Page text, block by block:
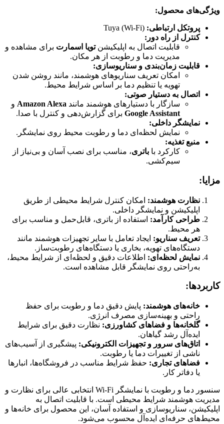
ویژگی‌های محصول:
پروتکل ارتباطی:
کنترل از راه دور:
قابلیت اتصال به اپلیکیشنتویا اسمارت برای مشاهده و
مدیریت دما و رطوبت از هر مکان.
قابلیت زمان‌بندی و سناریوسازی:
امکان تعریف سناریوهای هوشمند، مانند روشن شدن
تهویه یا تنظیم دما بر اساس شرایط محیط.
اتصال به دستیار صوتی:
سازگار با دستیارهای هوشمند مانند Amazon Alexa و
Google Assistant برای گزارش‌دهی و کنترل با صدا.
نمایشگر داخلی:
نمایش لحظه‌ای دما و رطوبت محیط روی نمایشگر.
منبع تغذیه:
کارکرد با باتری، مناسب برای نصب آسان و بی‌نیاز از
سیم‌کشی.
مزایا:
نظارت هوشمند: امکان کنترل شرایط محیطی از طریق
اپلیکیشن و نمایشگر داخلی.
طراحی کارآمد: استفاده از باتری، قابل‌حمل و مناسب برای
هر محیط.
تعریف سناریو: ایجاد تعامل با سایر تجهیزات هوشمند مانند
دستگاه‌های تهویه، بخاری یا دستگاه‌های رطوبت‌ساز.
نمایش لحظه‌ای: اطلاعات دقیق و لحظه‌ای از شرایط محیط،
به‌راحتی روی نمایشگر قابل مشاهده است.
کاربردها:
خانه‌های هوشمند: پایش دقیق دما و رطوبت برای حفظ
راحتی و بهینه‌سازی مصرف انرژی.
گلخانه‌ها و فضاهای کشاورزی: نظارت دقیق برای شرایط
ایده‌آل رشد گیاهان.
اتاق‌های سرور و تجهیزات الکترونیکی: پیشگیری از آسیب‌های
ناشی از تغییرات دما یا رطوبت.
فضاهای تجاری: حفظ شرایط مناسب در فروشگاه‌ها، انبارها
یا دفاتر کار.
سنسور دما و رطوبت با نمایشگر Wi-Fi انتخابی عالی برای نظارت و
مدیریت هوشمند شرایط محیطی است. با قابلیت اتصال به
اپلیکیشن، سناریوسازی و استفاده آسان، این محصول برای خانه‌ها و
محیط‌های حرفه‌ای ایده‌آل محسوب می‌شود.